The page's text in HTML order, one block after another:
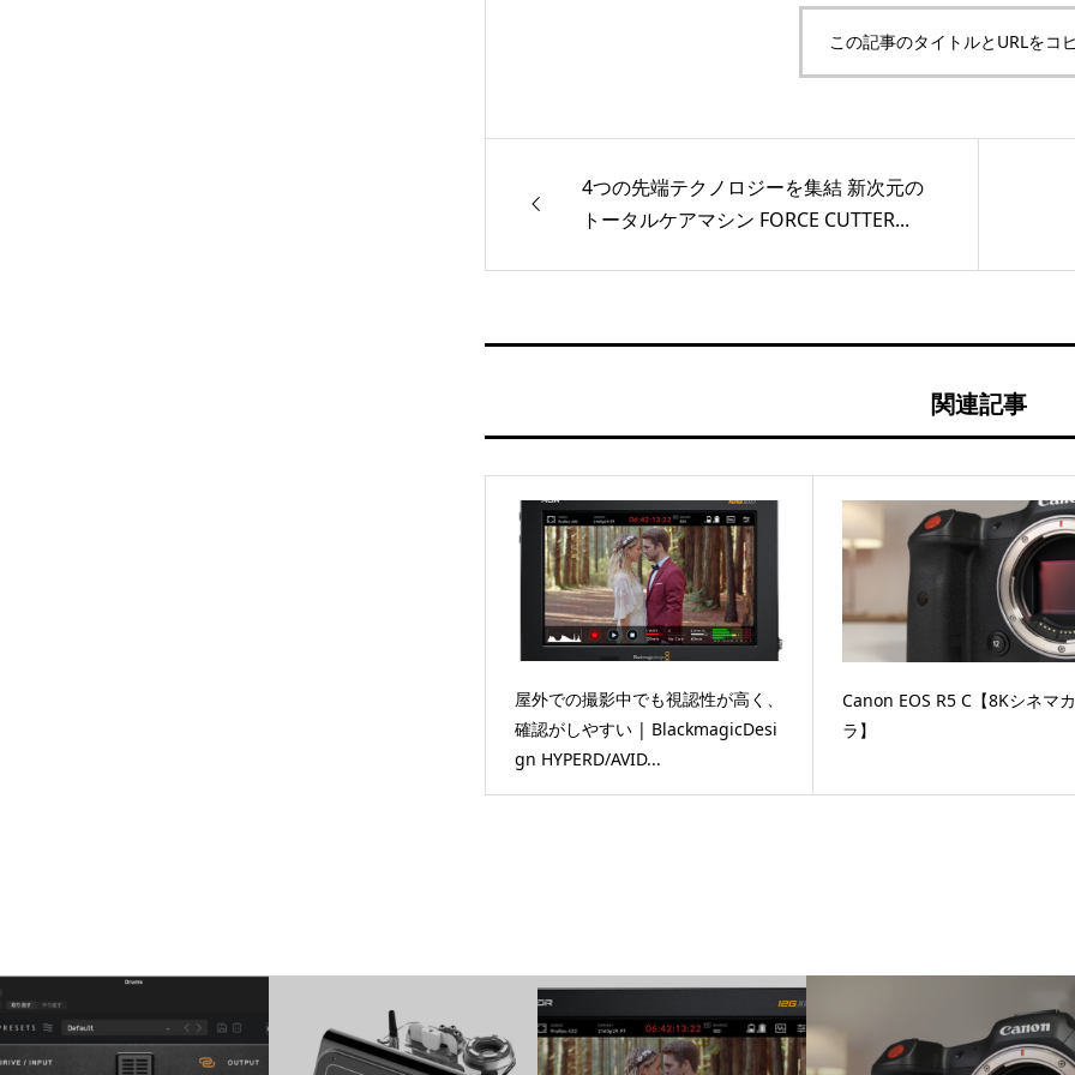
この記事のタイトルとURLをコ
4つの先端テクノロジーを集結 新次元の
トータルケアマシン FORCE CUTTER...
関連記事
屋外での撮影中でも視認性が高く、
確認がしやすい | BlackmagicDesi
gn HYPERD/AVID...
Canon EOS R5 C【8Kシネマ
ラ】